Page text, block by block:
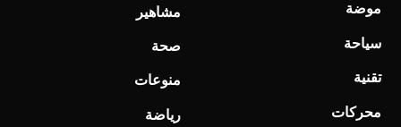
موضة
سياحة
تقنية
محركات
مشاهير
صحة
منوعات
رياضة